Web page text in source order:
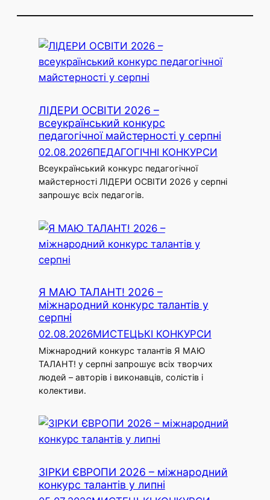
ЛІДЕРИ ОСВІТИ 2026 –
всеукраїнський конкурс
педагогічної майстерності у серпні
02.08.2026ПЕДАГОГІЧНІ КОНКУРСИ
Всеукраїнський конкурс педагогічної
майстерності ЛІДЕРИ ОСВІТИ 2026 у серпні
запрошує всіх педагогів.
Я МАЮ ТАЛАНТ! 2026 –
міжнародний конкурс талантів у
серпні
02.08.2026МИСТЕЦЬКІ КОНКУРСИ
Міжнародний конкурс талантів Я МАЮ
ТАЛАНТ! у серпні запрошує всіх творчих
людей – авторів і виконавців, солістів і
колективи.
ЗІРКИ ЄВРОПИ 2026 – міжнародний
конкурс талантів у липні